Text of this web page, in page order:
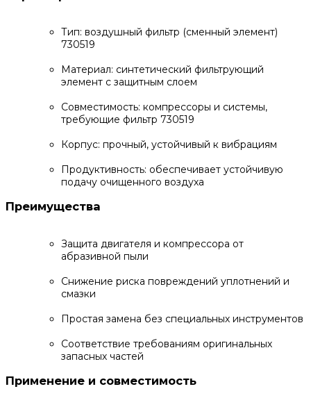
Тип: воздушный фильтр (сменный элемент)
730519
Материал: синтетический фильтрующий
элемент с защитным слоем
Совместимость: компрессоры и системы,
требующие фильтр 730519
Корпус: прочный, устойчивый к вибрациям
Продуктивность: обеспечивает устойчивую
подачу очищенного воздуха
Преимущества
Защита двигателя и компрессора от
абразивной пыли
Снижение риска повреждений уплотнений и
смазки
Простая замена без специальных инструментов
Соответствие требованиям оригинальных
запасных частей
Применение и совместимость